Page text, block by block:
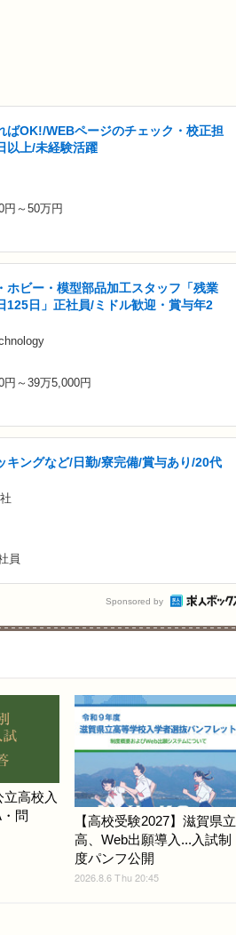
ばOK!/WEBページのチェック・校正担
以上/未経験活躍
円～50万円
ホビー・模型部品加工スタッフ「残業
125日」正社員/ミドル歓迎・賞与年2
円～39万5,000円
キングなど/日勤/寮完備/賞与あり/20代
員
Sponsored by
高校入
問
【高校受験2027】滋賀県立
高、Web出願導入...入試制
度パンフ公開
2026.8.6 Thu 20:45